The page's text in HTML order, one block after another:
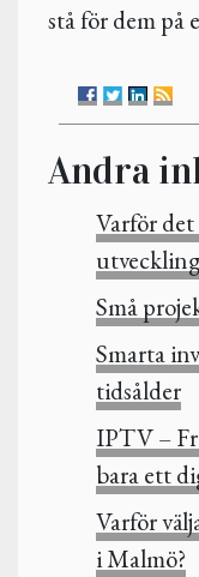
stå för dem på
Andra
Varför
Små
Smarta
tidsålder
IPTV –
bara ett
Varför
i Malmö?